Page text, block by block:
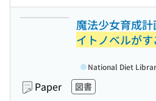
魔法少女育成
イトノベルが
Paper 図書
National Diet